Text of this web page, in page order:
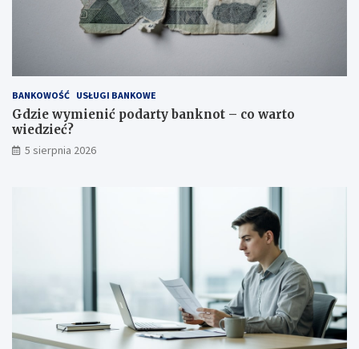
BANKOWOŚĆ USŁUGI BANKOWE
Gdzie wymienić podarty banknot – co warto
wiedzieć?
5 sierpnia 2026